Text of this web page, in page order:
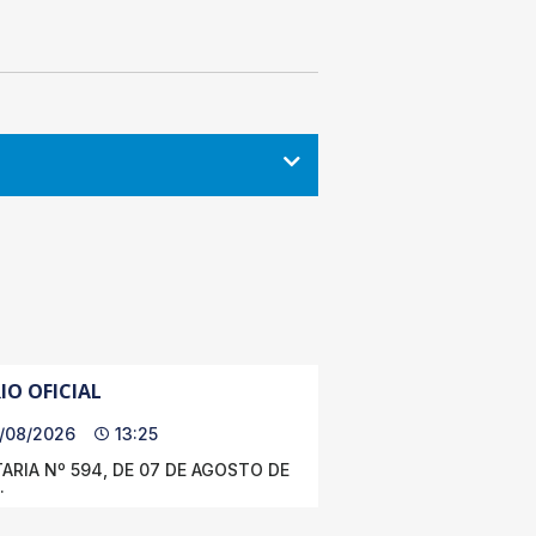
OFICIAL
08/2026
13:25
Nº 594, DE 07 DE AGOSTO DE